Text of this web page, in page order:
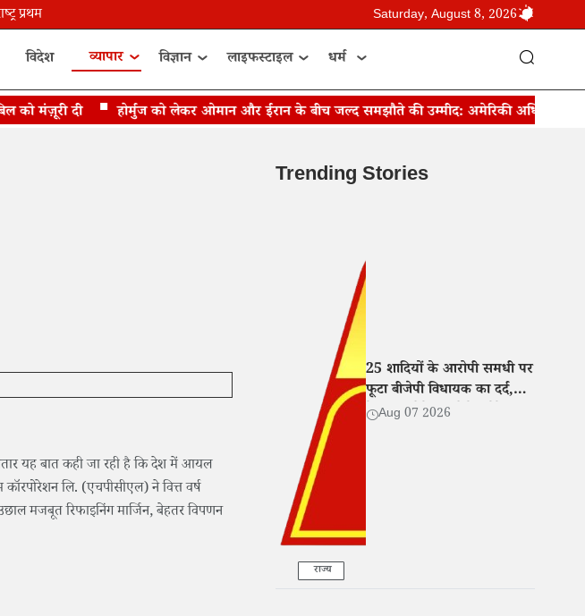
प्रथम Saturday, August 8, 2026
विदेश व्यापार विज्ञान लाइफस्टाइल धर्म
मंज़ूरी दी होर्मुज को लेकर ओमान और ईरान के बीच जल्द समझौते की उम्मीद: अमेरिकी अधिकारी
यह बात कही जा रही है कि देश में आयल
लि. (एचपीसीएल) ने वित्त वर्ष
मजबूत रिफाइनिंग मार्जिन, बेहतर विपणन
Trending Stories
राज्य
25 शादियों के आरोपी समधी पर
फूटा बीजेपी विधायक का दर्द,
बेटी संग रोते हुए बोले- 'मेरे साथ
Aug 07 2026